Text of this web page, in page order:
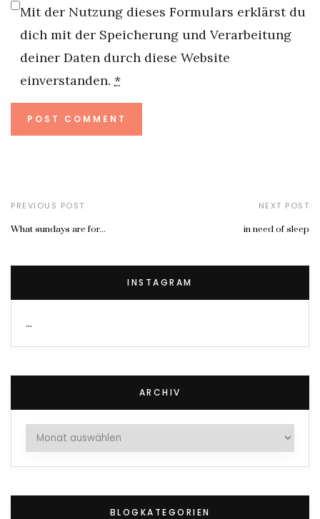
Mit der Nutzung dieses Formulars erklärst du
dich mit der Speicherung und Verarbeitung
deiner Daten durch diese Website
einverstanden. *
PREVIOUS POST
What sundays are for...
NEXT POST
in need of sleep
INSTAGRAM
…
ARCHIV
Archiv
BLOGKATEGORIEN